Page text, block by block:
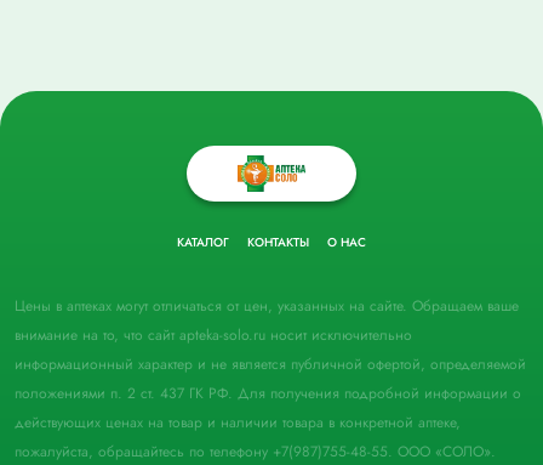
КАТАЛОГ КОНТАКТЫ О НАС
Цены в аптеках могут отличаться от цен, указанных на сайте. Обращаем ваше
внимание на то, что сайт apteka-solo.ru носит исключительно
информационный характер и не является публичной офертой, определяемой
положениями п. 2 ст. 437 ГК РФ. Для получения подробной информации о
действующих ценах на товар и наличии товара в конкретной аптеке,
пожалуйста, обращайтесь по телефону +7(987)755-48-55. ООО «СОЛО».